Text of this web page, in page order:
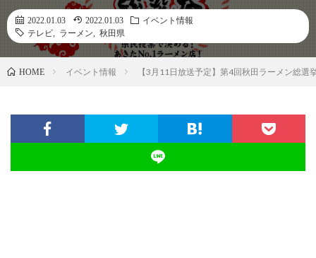
2022.01.03 2022.01.03
イベント情報
テレビ
ラーメン 秋田県
HOME イベント情報 【3月11日放送予定】第4回秋田ラーメン総選